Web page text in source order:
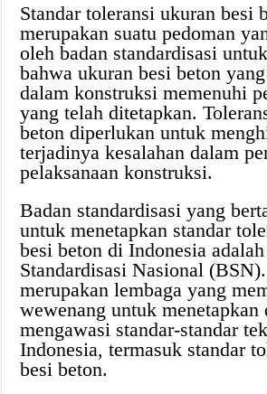
Standar toleransi ukuran besi
merupakan suatu pedoman
oleh badan standardisasi
bahwa ukuran besi beton
dalam konstruksi memenuhi
yang telah ditetapkan.
beton diperlukan untuk
terjadinya kesalahan dalam
pelaksanaan konstruksi.
Badan standardisasi yang
untuk menetapkan standar
besi beton di Indonesia
Standardisasi Nasional
merupakan lembaga yang
wewenang untuk menetapkan
mengawasi standar-standar
Indonesia, termasuk standar
besi beton.